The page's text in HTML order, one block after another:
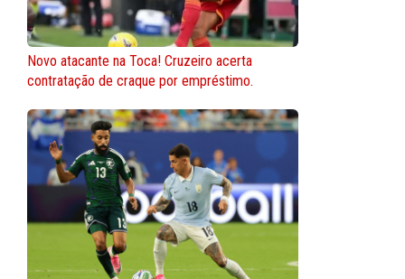
Novo atacante na Toca! Cruzeiro acerta
contratação de craque por empréstimo.